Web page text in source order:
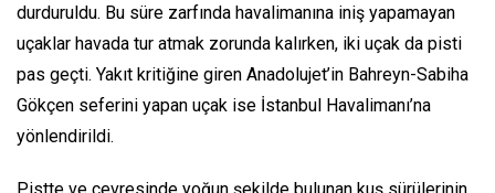
durduruldu. Bu süre zarfında havalimanına iniş yapamayan
uçaklar havada tur atmak zorunda kalırken, iki uçak da pisti
pas geçti. Yakıt kritiğine giren Anadolujet’in Bahreyn-Sabiha
Gökçen seferini yapan uçak ise İstanbul Havalimanı’na
yönlendirildi.